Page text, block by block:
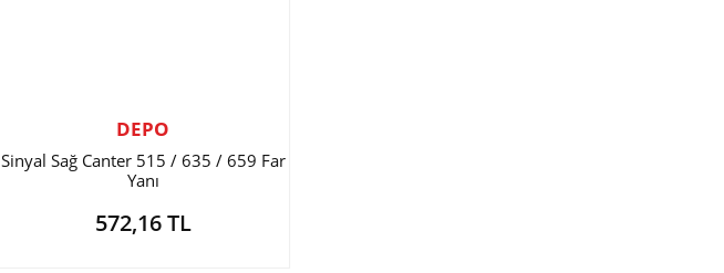
DEPO
Sinyal Sağ Canter 515 / 635 / 659 Far
Yanı
572,16 TL